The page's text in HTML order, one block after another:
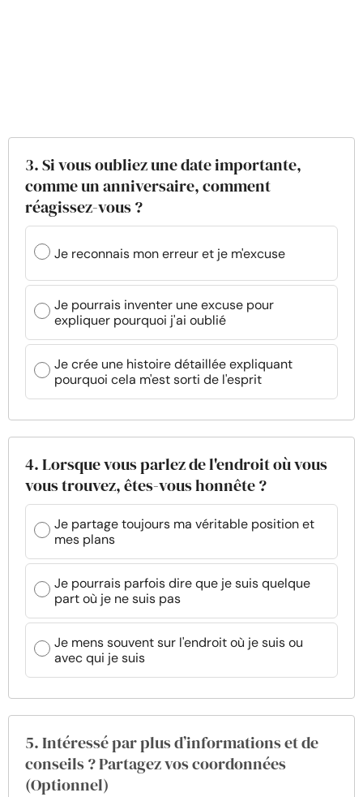
3. Si vous oubliez une date importante,
comme un anniversaire, comment
réagissez-vous ?
Je reconnais mon erreur et je m'excuse
Je pourrais inventer une excuse pour
expliquer pourquoi j'ai oublié
Je crée une histoire détaillée expliquant
pourquoi cela m'est sorti de l'esprit
4. Lorsque vous parlez de l'endroit où vous
vous trouvez, êtes-vous honnête ?
Je partage toujours ma véritable position et
mes plans
Je pourrais parfois dire que je suis quelque
part où je ne suis pas
Je mens souvent sur l'endroit où je suis ou
avec qui je suis
5. Intéressé par plus d’informations et de
conseils ? Partagez vos coordonnées
(Optionnel)